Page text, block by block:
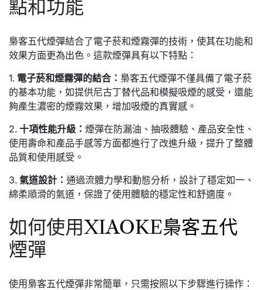
點和功能
梟客五代煙彈結合了電子菸和煙霧彈的技術，使其在功能和
效果方面更為出色。這款煙彈具有以下特點：
1. 電子菸和煙霧彈的結合： 梟客五代煙彈不僅具備了電子菸
的基本功能，如提供尼古丁替代品和模擬吸煙的感受，還能
夠產生濃密的煙霧效果，增加吸煙的真實感。
2. 十項性能升級： 煙彈在防漏油、抽吸體驗、產品安全性、
使用壽命和產品手感等方面都進行了改進升級，提升了整體
品質和使用感受。
3. 氣道設計： 通過流體力學和動態分析，設計了穩定如一、
綿柔順滑的氣道，保證了使用體驗的穩定性和舒適度。
如何使用XIAOKE梟客五代
煙彈
使用梟客五代煙彈非常簡單，只需按照以下步驟進行操作：